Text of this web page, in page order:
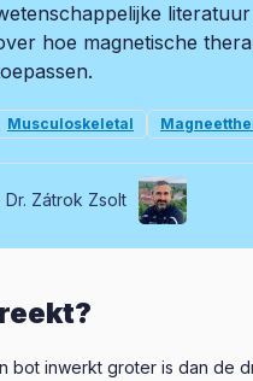
hoe magnetische
Musculoskeletal
Dr. Zátrok Zsolt
inwerkt groter is dan de